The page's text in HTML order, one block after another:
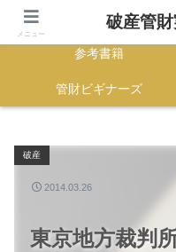
HOME
参考書籍
管財ビギナーズ
東京地方裁判
破産
2014.03.26
メニュー
破産管